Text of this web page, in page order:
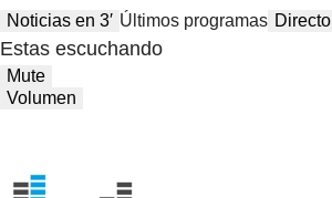
Noticias en 3′ Últimos programas Directo
Estas escuchando
Mute
Volumen